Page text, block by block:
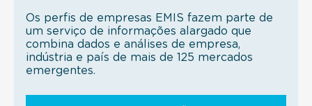
Os perfis de empresas EMIS fazem parte de
um serviço de informações alargado que
combina dados e análises de empresa,
indústria e país de mais de 125 mercados
emergentes.